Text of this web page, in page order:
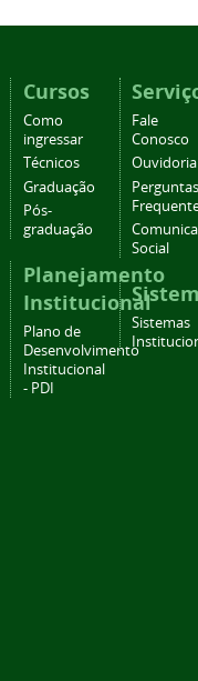
Cursos
Como
ingressar
Técnicos
Graduação
Pós-
graduação
Planejamento
Institucional
Plano de
Desenvolvimento
Institucional
- PDI
Fale
Conosco
Ouvidoria
Perguntas
Social
Sistemas